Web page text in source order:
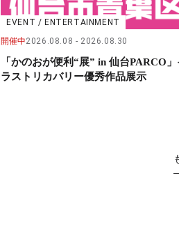
EVENT / ENTERTAINMENT
開催中2026.08.08 2026.08.30
「かのおが便利“展” in 仙台PARCO」
ラストリカバリー優秀作品展示